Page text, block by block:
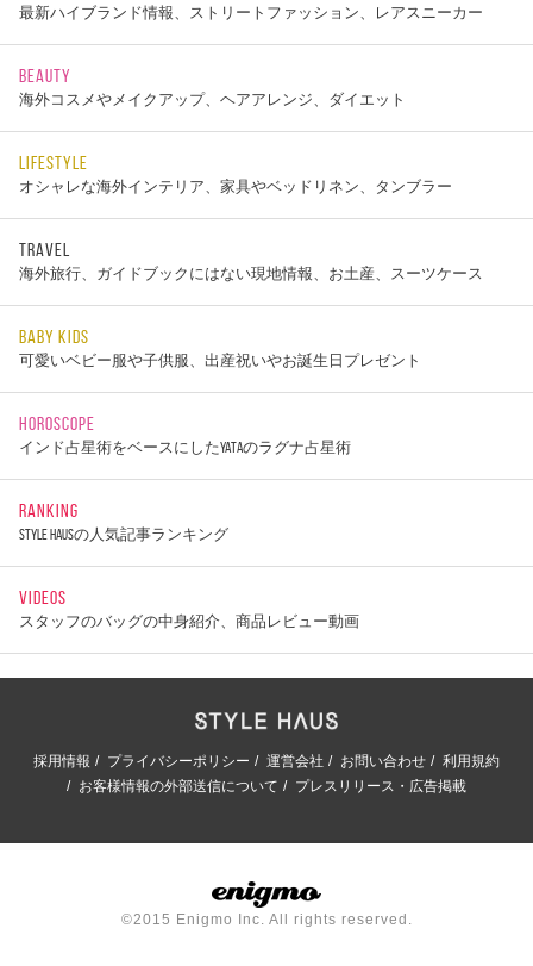
最新ハイブランド情報、ストリートファッション、レアスニーカー
BEAUTY
海外コスメやメイクアップ、ヘアアレンジ、ダイエット
LIFESTYLE
オシャレな海外インテリア、家具やベッドリネン、タンブラー
TRAVEL
海外旅行、ガイドブックにはない現地情報、お土産、スーツケース
BABY KIDS
可愛いベビー服や子供服、出産祝いやお誕生日プレゼント
HOROSCOPE
インド占星術をベースにしたYATAのラグナ占星術
RANKING
STYLE HAUSの人気記事ランキング
VIDEOS
スタッフのバッグの中身紹介、商品レビュー動画
採用情報 プライバシーポリシー 運営会社 お問い合わせ
利用規約
お客様情報の外部送信について
プレスリリース・広告掲載
©2015 Enigmo Inc. All rights reserved.